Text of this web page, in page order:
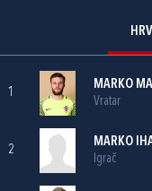
1
MARKO
Vratar
2
MARKO
Igrač